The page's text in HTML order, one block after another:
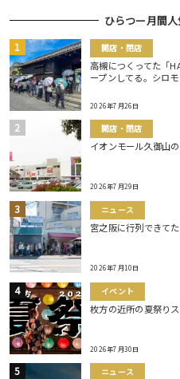
ひらつー月間
開店・閉店
高槻につくってた「
ープンしてる。シロ
2026年7月26日
開店・閉店
イオンモール久御山
2026年7月29日
ニュース
宮之阪に行列できて
2026年7月10日
イベント
枚方の近所の夏祭り
2026年7月30日
ニュース